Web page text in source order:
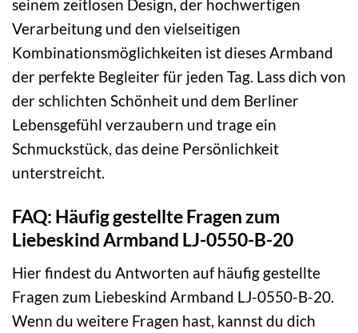
seinem zeitlosen Design, der hochwertigen
Verarbeitung und den vielseitigen
Kombinationsmöglichkeiten ist dieses Armband
der perfekte Begleiter für jeden Tag. Lass dich von
der schlichten Schönheit und dem Berliner
Lebensgefühl verzaubern und trage ein
Schmuckstück, das deine Persönlichkeit
unterstreicht.
FAQ: Häufig gestellte Fragen zum
Liebeskind Armband LJ-0550-B-20
Hier findest du Antworten auf häufig gestellte
Fragen zum Liebeskind Armband LJ-0550-B-20.
Wenn du weitere Fragen hast, kannst du dich